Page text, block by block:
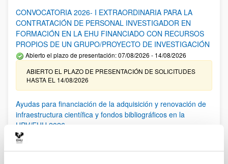
CONVOCATORIA 2026- I EXTRAORDINARIA PARA LA
CONTRATACIÓN DE PERSONAL INVESTIGADOR EN
FORMACIÓN EN LA EHU FINANCIADO CON RECURSOS
PROPIOS DE UN GRUPO/PROYECTO DE INVESTIGACIÓN
Abierto el plazo de presentación: 07/08/2026 - 14/08/2026
ABIERTO EL PLAZO DE PRESENTACIÓN DE SOLICITUDES
HASTA EL 14/08/2026
Ayudas para financiación de la adquisición y renovación de
infraestructura científica y fondos bibliográficos en la
UPV/EHU 2026
25/03/2026: Corrección de errores del listado provisional de